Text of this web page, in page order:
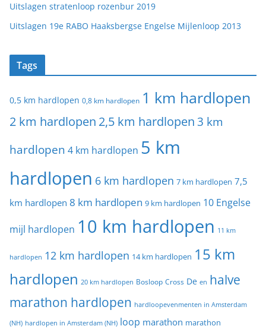
Uitslagen stratenloop rozenbur 2019
Uitslagen 19e RABO Haaksbergse Engelse Mijlenloop 2013
Tags
0,5 km hardlopen 0,8 km hardlopen 1 km hardlopen
2 km hardlopen 2,5 km hardlopen 3 km
hardlopen 4 km hardlopen 5 km
hardlopen 6 km hardlopen 7 km hardlopen 7,5
km hardlopen 8 km hardlopen 9 km hardlopen 10 Engelse
mijl hardlopen 10 km hardlopen 11 km
hardlopen 12 km hardlopen 14 km hardlopen 15 km
hardlopen 20 km hardlopen Bosloop Cross De en halve
marathon hardlopen hardloopevenmenten in Amsterdam
(NH) hardlopen in Amsterdam (NH) loop marathon marathon